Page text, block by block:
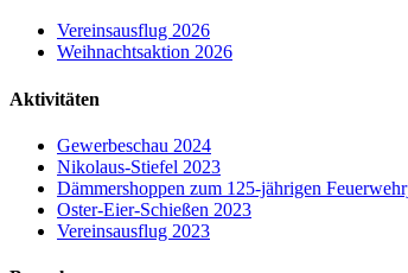
Vereinsausflug 2026
Weihnachtsaktion 2026
Aktivitäten
Gewerbeschau 2024
Nikolaus-Stiefel 2023
Dämmershoppen zum 125-jährigen
Oster-Eier-Schießen 2023
Vereinsausflug 2023